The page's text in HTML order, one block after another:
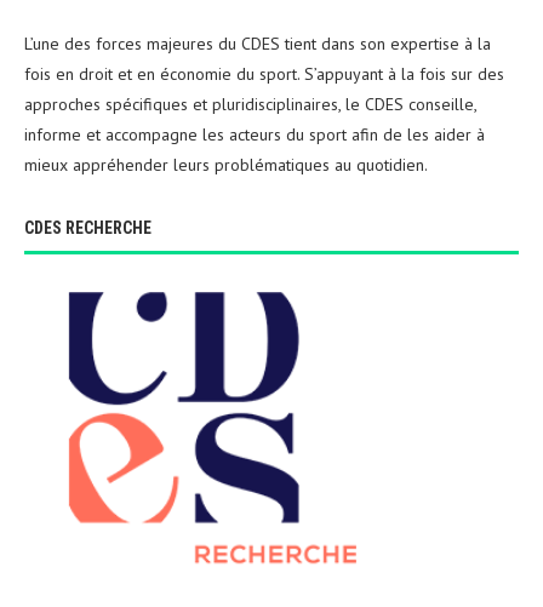
L’une des forces majeures du CDES tient dans son expertise à la
fois en droit et en économie du sport. S’appuyant à la fois sur des
approches spécifiques et pluridisciplinaires, le CDES conseille,
informe et accompagne les acteurs du sport afin de les aider à
mieux appréhender leurs problématiques au quotidien.
CDES RECHERCHE